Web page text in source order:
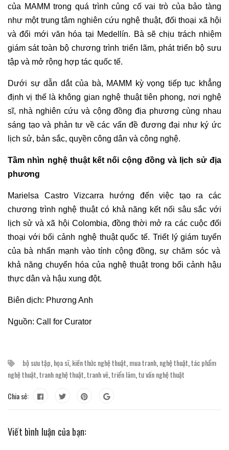
của MAMM trong quá trình củng cố vai trò của bảo tàng
như một trung tâm nghiên cứu nghệ thuật, đối thoại xã hội
và đổi mới văn hóa tại Medellín. Bà sẽ chịu trách nhiệm
giám sát toàn bộ chương trình triển lãm, phát triển bộ sưu
tập và mở rộng hợp tác quốc tế.
Dưới sự dẫn dắt của bà, MAMM kỳ vọng tiếp tục khẳng
định vị thế là không gian nghệ thuật tiên phong, nơi nghệ
sĩ, nhà nghiên cứu và cộng đồng địa phương cùng nhau
sáng tạo và phản tư về các vấn đề đương đại như ký ức
lịch sử, bản sắc, quyền công dân và công nghệ.
Tầm nhìn nghệ thuật kết nối cộng đồng và lịch sử địa
phương
Marielsa Castro Vizcarra hướng đến việc tạo ra các
chương trình nghệ thuật có khả năng kết nối sâu sắc với
lịch sử và xã hội Colombia, đồng thời mở ra các cuộc đối
thoại với bối cảnh nghệ thuật quốc tế. Triết lýgiám tuyển
của bà nhấn mạnh vào tính cộng đồng, sự chăm sóc và
khả năng chuyển hóa của nghệ thuật trong bối cảnh hậu
thực dân và hậu xung đột.
Biên dịch: Phương Anh
Nguồn: Call for Curator
bộ sưu tập họa sĩ, kiến thức nghệ thuật mua tranh nghệ thuật tác phẩm
nghệ thuật tranh nghệ thuật tranh vẽ triển lãm tư vấn nghệ thuật
Chia sẻ:
Viết bình luận của bạn: